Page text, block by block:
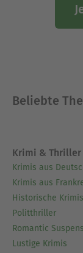
Beliebte
Krimi & Thriller
Krimis aus
Krimis aus
Historische Krimis
Politthriller
Romantic
Lustige Krimis